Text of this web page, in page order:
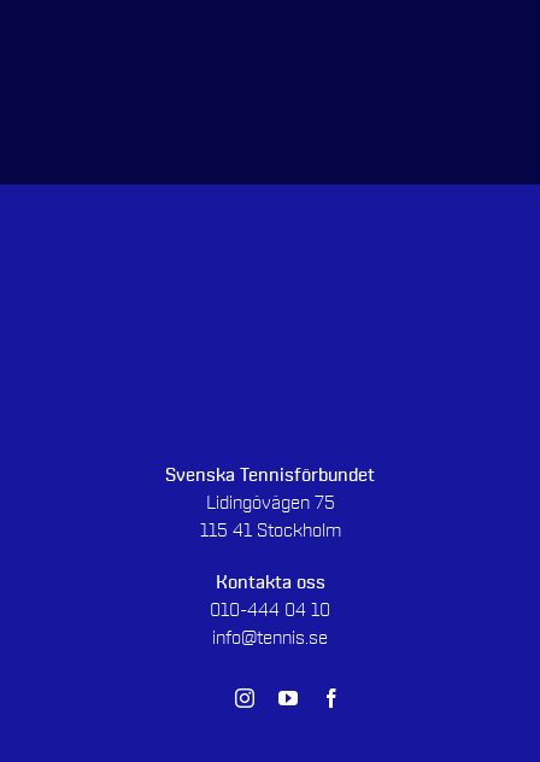
Svenska Tennisförbundet
Lidingövägen 75
115 41 Stockholm
Kontakta oss
010-444 04 10
info@tennis.se